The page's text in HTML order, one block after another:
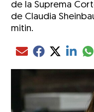
de la Suprema
de Claudia
mitin.
Compartir el artículo
Compartir el
Compartir el